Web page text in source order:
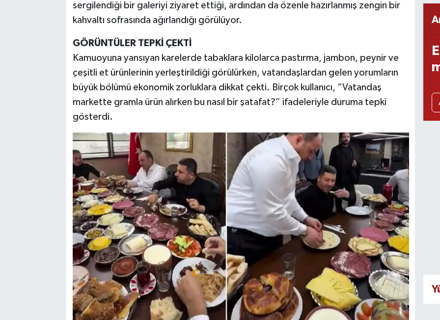
sergilendiği bir galeriyi ziyaret ettiği, ardından da özenle hazırlanmış zengin bir
kahvaltı sofrasında ağırlandığı görülüyor.
GÖRÜNTÜLER TEPKİ ÇEKTİ
Kamuoyuna yansıyan karelerde tabaklara kilolarca pastırma, jambon, peynir ve
çeşitli et ürünlerinin yerleştirildiği görülürken, vatandaşlardan gelen yorumların
büyük bölümü ekonomik zorluklara dikkat çekti. Birçok kullanıcı, “Vatandaş
markette gramla ürün alırken bu nasıl bir şatafat?” ifadeleriyle duruma tepki
gösterdi.